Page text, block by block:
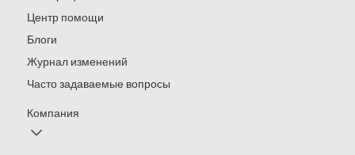
Центр помощи
Блоги
Журнал изменений
Часто задаваемые вопросы
Компания